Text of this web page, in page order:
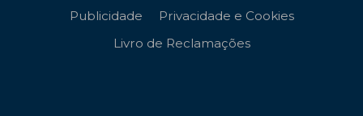
Publicidade
Privacidade e Cookies
Livro de Reclamações